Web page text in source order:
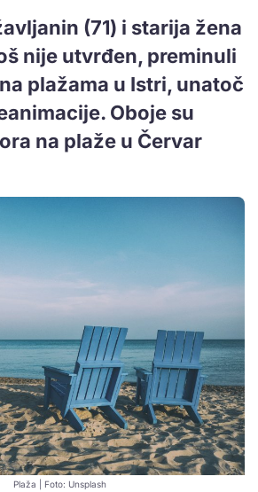
(71) i starija žena
nije utvrđen, preminuli
plažama u Istri, unatoč
Oboje su
na plaže u Červar
Plaža | Foto: Unsplash